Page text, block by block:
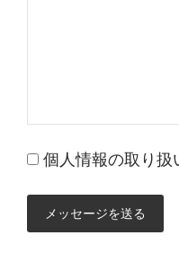
個人情報の取り扱
メッセージを送る